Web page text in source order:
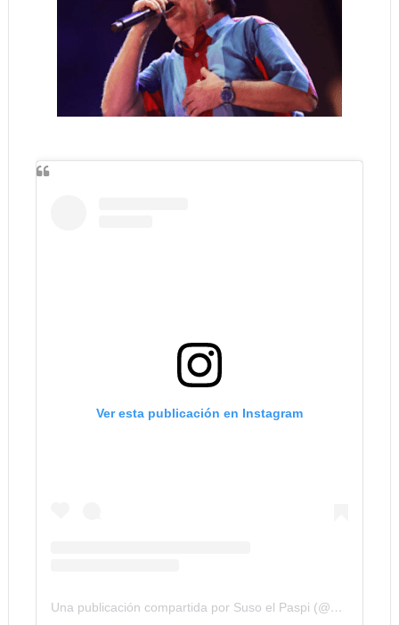
Ver esta publicación en Instagram
Una publicación compartida por Suso el Paspi (@susoelpaspi)